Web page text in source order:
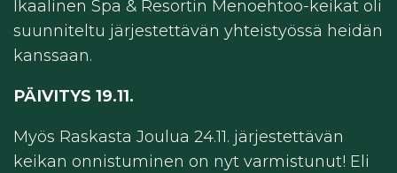
Ikaalinen Spa & Resortin Menoehtoo-keikat oli
suunniteltu järjestettävän yhteistyössä heidän
kanssaan.
PÄIVITYS 19.11.
Myös Raskasta Joulua 24.11. järjestettävän
keikan onnistuminen on nyt varmistunut! Eli